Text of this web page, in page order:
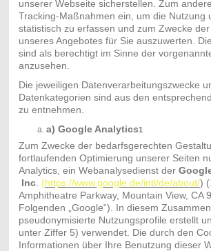
unserer Webseite sicherstellen. Zum
Tracking-Maßnahmen ein, um die Nutzung
statistisch zu erfassen und zum Zwecke
unseres Angebotes für Sie auszuwerten.
sind als berechtigt im Sinne der
anzusehen.
Die jeweiligen Datenverarbeitungszwecke
Datenkategorien sind aus den
zu entnehmen.
a) Google Analytics1
Zum Zwecke der bedarfsgerechten
fortlaufenden Optimierung unserer Seiten
Analytics, ein Webanalysedienst der
Inc. (https://www.google.de/intl/de/about/)
Amphitheatre Parkway, Mountain View, CA
Folgenden „Google“). In diesem
pseudonymisierte Nutzungsprofile erstellt
unter Ziffer 5) verwendet. Die durch den
Informationen über Ihre Benutzung dieser